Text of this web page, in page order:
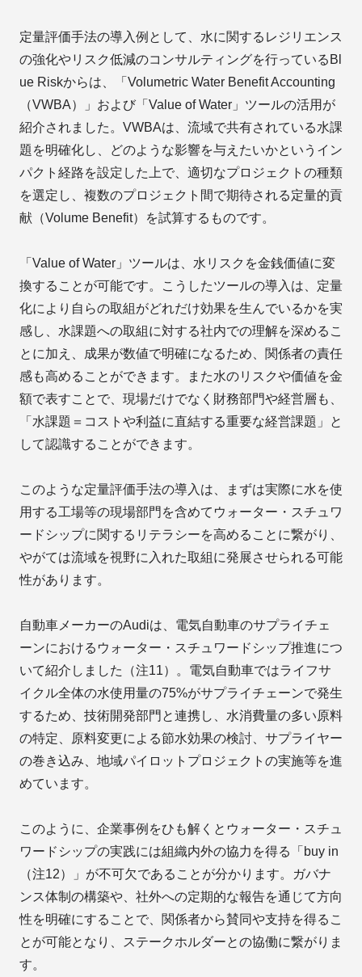
定量評価手法の導入例として、水に関するレジリエンス
の強化やリスク低減のコンサルティングを行っているBl
ue Riskからは、「Volumetric Water Benefit Accounting
（VWBA）」および「Value of Water」ツールの活用が
紹介されました。VWBAは、流域で共有されている水課
題を明確化し、どのような影響を与えたいかというイン
パクト経路を設定した上で、適切なプロジェクトの種類
を選定し、複数のプロジェクト間で期待される定量的貢
献（Volume Benefit）を試算するものです。
「Value of Water」ツールは、水リスクを金銭価値に変
換することが可能です。こうしたツールの導入は、定量
化により自らの取組がどれだけ効果を生んでいるかを実
感し、水課題への取組に対する社内での理解を深めるこ
とに加え、成果が数値で明確になるため、関係者の責任
感も高めることができます。また水のリスクや価値を金
額で表すことで、現場だけでなく財務部門や経営層も、
「水課題＝コストや利益に直結する重要な経営課題」と
して認識することができます。
このような定量評価手法の導入は、まずは実際に水を使
用する工場等の現場部門を含めてウォーター・スチュワ
ードシップに関するリテラシーを高めることに繋がり、
やがては流域を視野に入れた取組に発展させられる可能
性があります。
自動車メーカーのAudiは、電気自動車のサプライチェ
ーンにおけるウォーター・スチュワードシップ推進につ
いて紹介しました（注11）。電気自動車ではライフサ
イクル全体の水使用量の75%がサプライチェーンで発生
するため、技術開発部門と連携し、水消費量の多い原料
の特定、原料変更による節水効果の検討、サプライヤー
の巻き込み、地域パイロットプロジェクトの実施等を進
めています。
このように、企業事例をひも解くとウォーター・スチュ
ワードシップの実践には組織内外の協力を得る「buy in
（注12）」が不可欠であることが分かります。ガバナ
ンス体制の構築や、社外への定期的な報告を通じて方向
性を明確にすることで、関係者から賛同や支持を得るこ
とが可能となり、ステークホルダーとの協働に繋がりま
す。